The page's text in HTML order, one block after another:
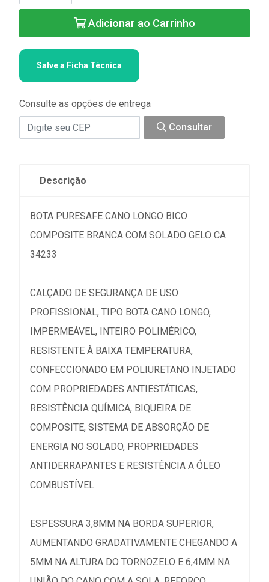
Adicionar ao Carrinho
Salve a Ficha Técnica
Consulte as opções de entrega
Consultar
Descrição
BOTA PURESAFE CANO LONGO BICO
COMPOSITE BRANCA COM SOLADO GELO CA
34233
CALÇADO DE SEGURANÇA DE USO
PROFISSIONAL, TIPO BOTA CANO LONGO,
IMPERMEÁVEL, INTEIRO POLIMÉRICO,
RESISTENTE À BAIXA TEMPERATURA,
CONFECCIONADO EM POLIURETANO INJETADO
COM PROPRIEDADES ANTIESTÁTICAS,
RESISTÊNCIA QUÍMICA, BIQUEIRA DE
COMPOSITE, SISTEMA DE ABSORÇÃO DE
ENERGIA NO SOLADO, PROPRIEDADES
ANTIDERRAPANTES E RESISTÊNCIA A ÓLEO
COMBUSTÍVEL.
ESPESSURA 3,8MM NA BORDA SUPERIOR,
AUMENTANDO GRADATIVAMENTE CHEGANDO A
5MM NA ALTURA DO TORNOZELO E 6,4MM NA